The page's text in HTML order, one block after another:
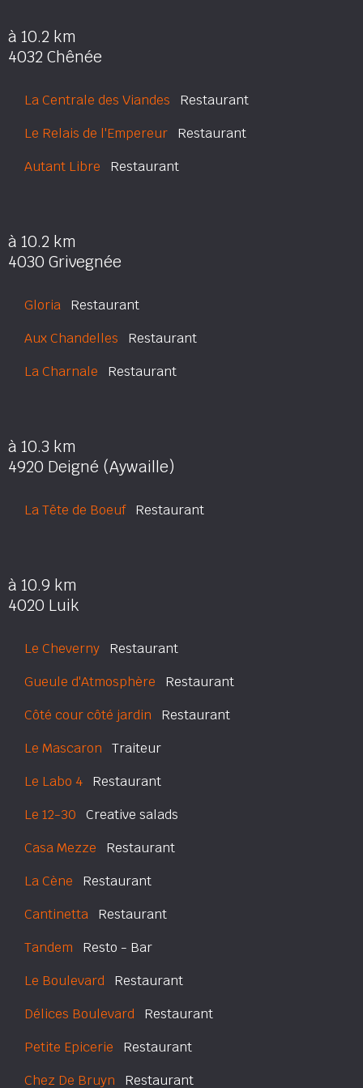
à 10.2 km
4032 Chênée
La Centrale des Viandes Restaurant
Le Relais de l'Empereur Restaurant
Autant Libre Restaurant
à 10.2 km
4030 Grivegnée
Gloria Restaurant
Aux Chandelles Restaurant
La Charnale Restaurant
à 10.3 km
4920 Deigné (Aywaille)
La Tête de BoeufRestaurant
à 10.9 km
4020 Luik
Le Cheverny Restaurant
Gueule d'Atmosphère Restaurant
Côté cour côté jardin Restaurant
Le Mascaron Traiteur
Le Labo 4 Restaurant
Le 12-30 Creative salads
Casa Mezze Restaurant
La Cène Restaurant
Cantinetta Restaurant
Tandem Resto - Bar
Le Boulevard Restaurant
Délices Boulevard Restaurant
Petite Epicerie Restaurant
Chez De Bruyn Restaurant